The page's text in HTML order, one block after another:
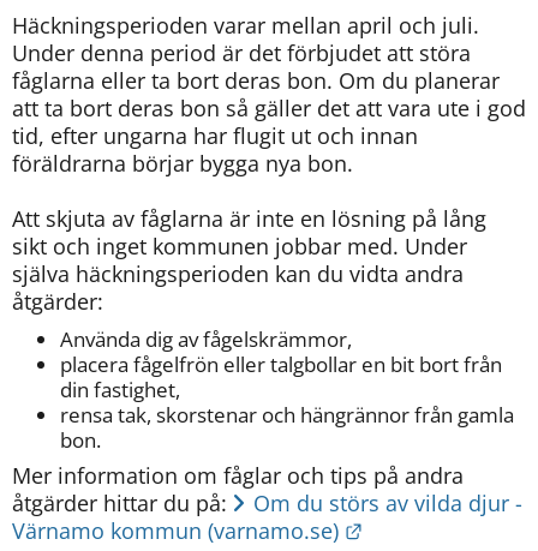
Häckningsperioden varar mellan april och juli.
Under denna period är det förbjudet att störa
fåglarna eller ta bort deras bon. Om du planerar
att ta bort deras bon så gäller det att vara ute i god
tid, efter ungarna har flugit ut och innan
föräldrarna börjar bygga nya bon.
Att skjuta av fåglarna är inte en lösning på lång
sikt och inget kommunen jobbar med. Under
själva häckningsperioden kan du vidta andra
åtgärder:
Använda dig av fågelskrämmor,
placera fågelfrön eller talgbollar en bit bort från
din fastighet,
rensa tak, skorstenar och hängrännor från gamla
bon.
Mer information om fåglar och tips på andra
åtgärder hittar du på:
Om du störs av vilda djur -
Värnamo kommun (varnamo.se)